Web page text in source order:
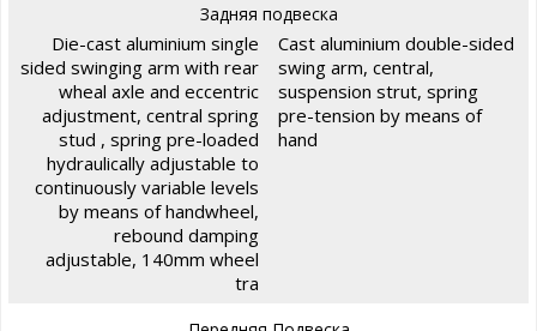
Задняя подвеска
Die-cast aluminium single
sided swinging arm with rear
wheal axle and eccentric
adjustment, central spring
stud , spring pre-loaded
hydraulically adjustable to
continuously variable levels
by means of handwheel,
rebound damping
adjustable, 140mm wheel
tra
Cast aluminium double-sided
swing arm, central,
suspension strut, spring
pre-tension by means of
hand